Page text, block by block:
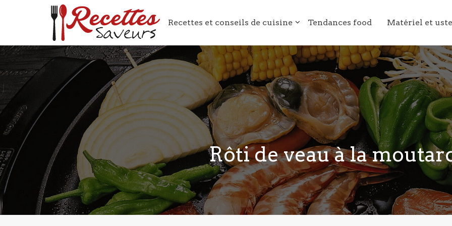
Recettes et conseils de cuisine Tendances food Matériel et
Rôti de veau à la